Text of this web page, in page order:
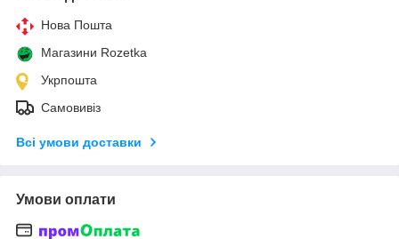
Нова Пошта
Магазини Rozetka
Укрпошта
Самовивіз
Всі умови доставки
Умови оплати